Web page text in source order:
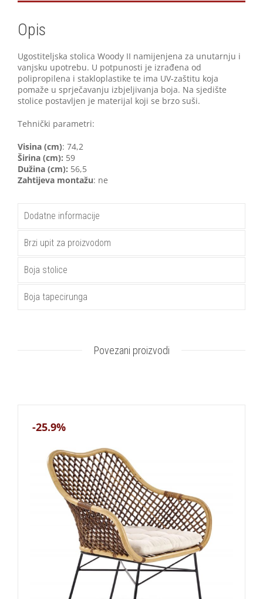
Opis
Ugostiteljska stolica Woody II namijenjena za unutarnju i
vanjsku upotrebu. U potpunosti je izrađena od
polipropilena i stakloplastike te ima UV-zaštitu koja
pomaže u sprječavanju izbjeljivanja boja. Na sjedište
stolice postavljen je materijal koji se brzo suši.
Tehnički parametri:
Visina (cm): 74,2
Širina (cm): 59
Dužina (cm): 56,5
Zahtijeva montažu: ne
Dodatne informacije
Brzi upit za proizvodom
Boja stolice
Boja tapecirunga
Povezani proizvodi
-25.9%